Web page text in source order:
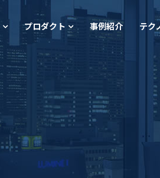
プロダクト 事例紹介 テク